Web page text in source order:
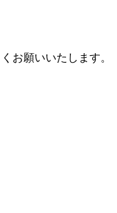
お願いいたします。